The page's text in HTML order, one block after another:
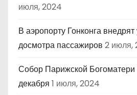
июля, 2024
В аэропорту Гонконга
досмотра пассажиров 2 июля,
Собор Парижской Богоматери
декабря 1 июля, 2024